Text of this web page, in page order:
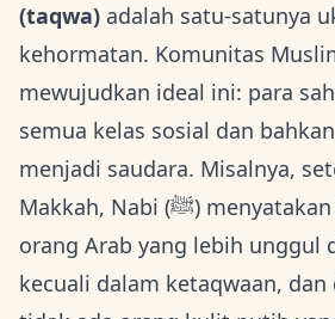
(taqwa) adalah satu-satunya
kehormatan. Komunitas
mewujudkan ideal ini: para
semua kelas sosial dan
menjadi saudara. Misalnya,
Makkah, Nabi (ﷺ) menyatakan bahwa tidak ada
orang Arab yang lebih unggul
kecuali dalam ketaqwaan,